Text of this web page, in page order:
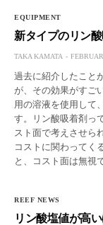
EQUIPMENT
新タイプのリン
TAKA KAMATA
過去に紹介したこと
が、その効果がすご
用の溶液を使用して
す。リン酸吸着剤っ
スト面で考えさせら
コストに関わってく
と、コスト面は無視
REEF NEWS
リン酸塩値が高